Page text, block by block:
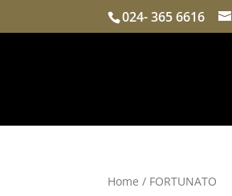
024- 365 6616
Home / FORTUNATO